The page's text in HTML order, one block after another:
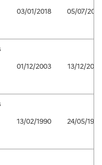
03/01/2018 05/07/2018
01/12/2003 13/12/2003
13/02/1990 24/05/1990